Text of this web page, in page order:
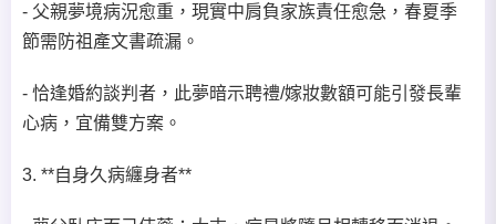
- 父親夢境病況愈重，現實中肩負家族責任愈急，春夏季
節需防祖產文書疏漏。
- 恰逢婚約談判者，此夢暗示聘禮/嫁妝數額可能引發長輩
心病，宜備雙方案。
3. **自身久病纏身者**